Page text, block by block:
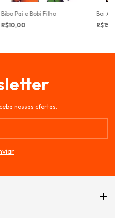
Bibo Pai e Bobi Filho
R$10,00
Boi
nossas ofertas.